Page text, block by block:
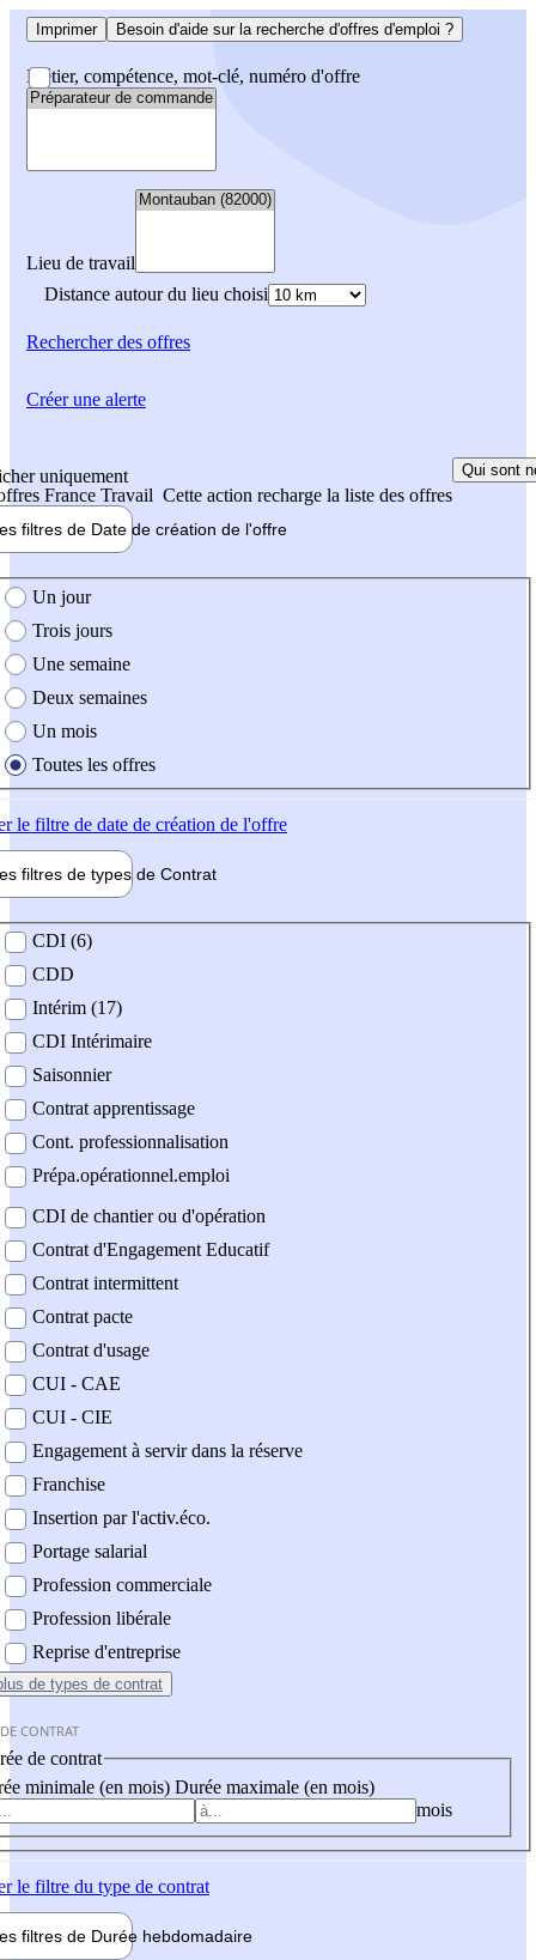
Imprimer Besoin d'aide sur la recherche d'offres d'emploi ?
Métier, compétence, mot-clé, numéro d'offre
Lieu de travail
Distance autour du lieu choisi
Rechercherdes offres
uniquement
France Travail Cette action recharge la liste des offres
Qui sont
filtres de Date de création de l'offre
création de l'offre
Un jour
Trois jours
Une semaine
Deux semaines
Un mois
Toutes les offres
le filtre de date de création de l'offre
filtres de types de Contrat
contrat
CDI (6)
CDD
Intérim (17)
CDI Intérimaire
Saisonnier
Contrat apprentissage
Cont. professionnalisation
Prépa.opérationnel.emploi
CDI de chantier ou d'opération
Contrat d'Engagement Educatif
Contrat intermittent
Contrat pacte
Contrat d'usage
CUI - CAE
CUI - CIE
Engagement à servir dans la réserve
Franchise
Insertion par l'activ.éco.
Portage salarial
Profession commerciale
Profession libérale
Reprise d'entreprise
de types de contrat
CONTRAT
de contrat
minimale (en mois) Durée maximale (en mois)
mois
le filtre du type de contrat
filtres de Durée hebdomadaire
Créer une alerte